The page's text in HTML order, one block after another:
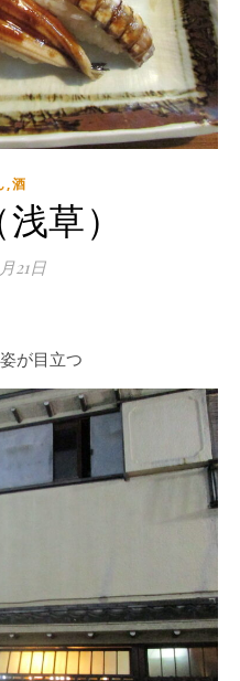
,酒
草）
21日
が目立つ